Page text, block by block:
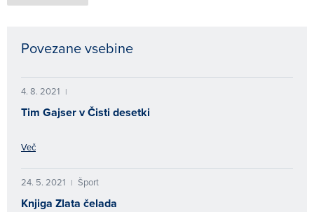
Povezane vsebine
4. 8. 2021 |
Tim Gajser v Čisti desetki
Več
24. 5. 2021 | Šport
Knjiga Zlata čelada